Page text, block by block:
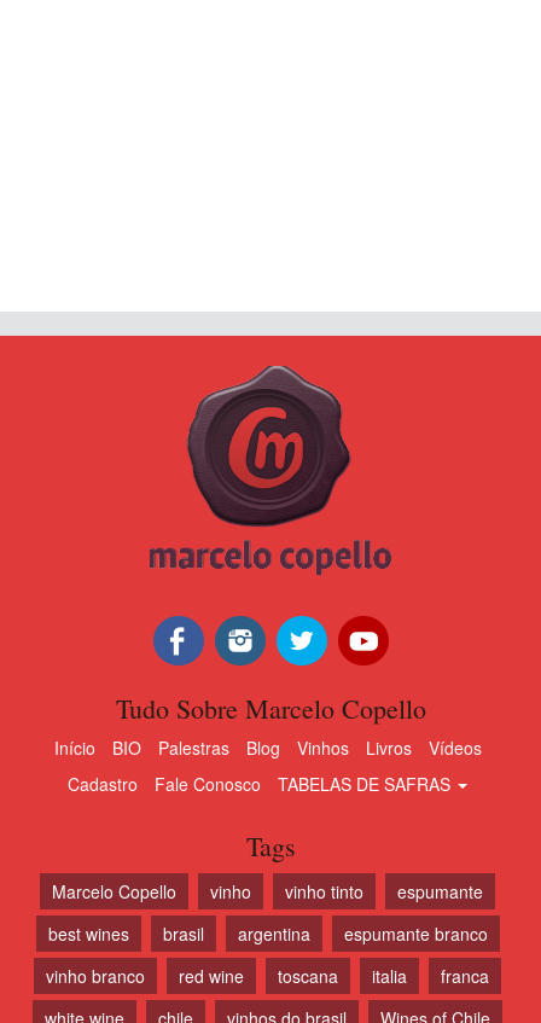
Tudo Sobre Marcelo Copello
Início BIO Palestras Blog Vinhos Livros
Vídeos
Cadastro
Fale Conosco TABELAS DE SAFRAS
Tags
Marcelo Copello vinho vinho tinto
espumante
best wines
brasil argentina
espumante branco
vinho branco
red wine toscana italia
franca
white wine
chile vinhos do brasil Wines of Chile